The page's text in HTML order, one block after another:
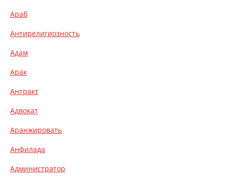
Араб
Антирелигиозность
Адам
Арак
Антракт
Адвокат
Аранжировать
Анфилада
Администратор